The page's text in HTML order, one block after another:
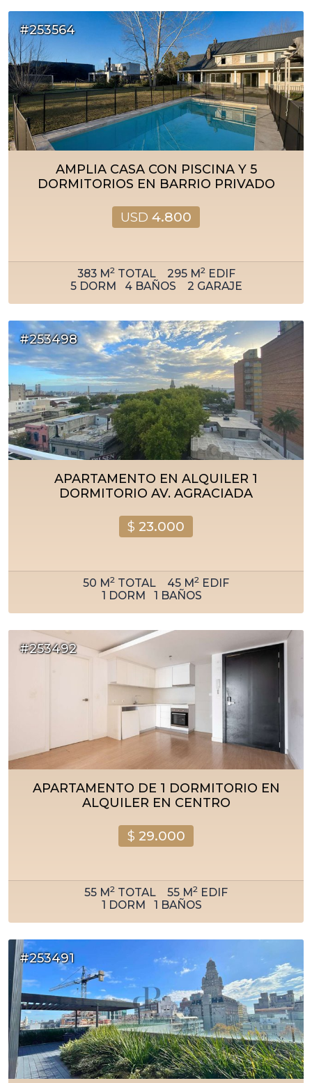
#253564
AMPLIA CASA CON PISCINA Y 5
DORMITORIOS EN BARRIO PRIVADO
USD 4.800
383M2TOTAL 295M2EDIF
5DORM 4BAÑOS 2 GARAJE
#253498
APARTAMENTO EN ALQUILER 1
DORMITORIO AV. AGRACIADA
$ 23.000
50 M2 TOTAL 45 M2 EDIF
1 DORM 1 BAÑOS
#253492
APARTAMENTO DE 1 DORMITORIO EN
ALQUILER EN CENTRO
$ 29.000
55 M2 TOTAL 55 M2 EDIF
1 DORM 1 BAÑOS
#253491